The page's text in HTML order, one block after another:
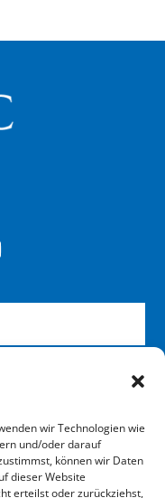
wir Technologien wie
und/oder darauf
können wir Daten
dieser Website
erteilst oder zurückziehst,